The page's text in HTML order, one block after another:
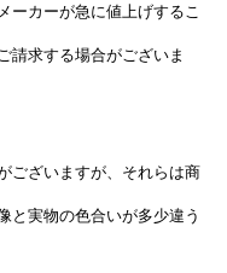
ーカーが急に値上げするこ
請求する場合がございま
ございますが、それらは商
と実物の色合いが多少違う